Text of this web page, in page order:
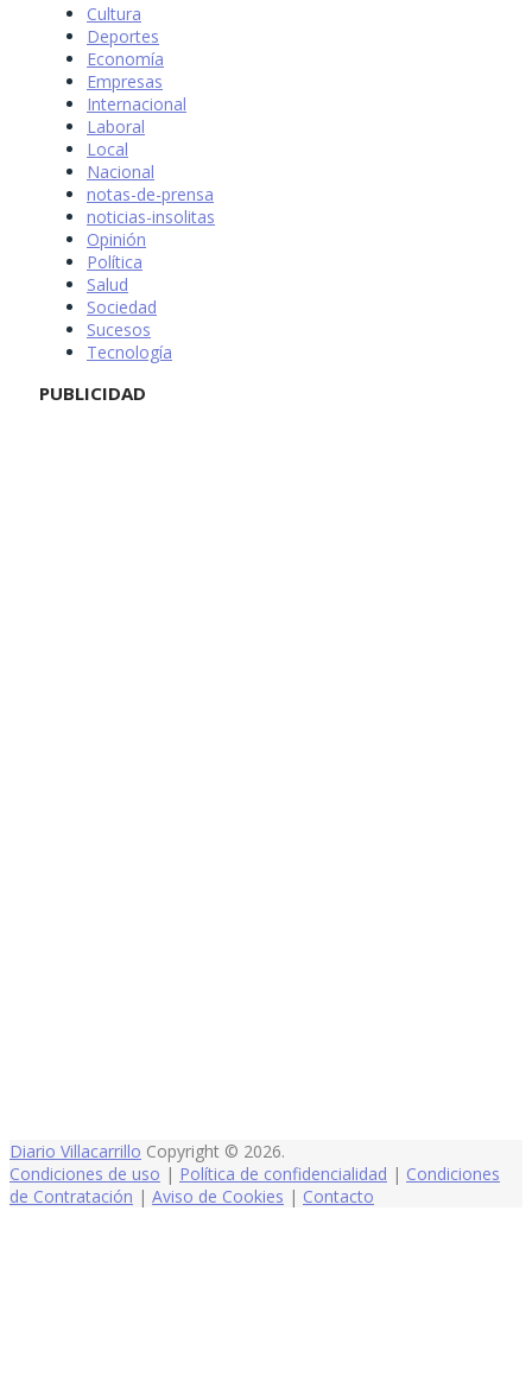
Cultura
Deportes
Economía
Empresas
Internacional
Laboral
Local
Nacional
notas-de-prensa
noticias-insolitas
Opinión
Política
Salud
Sociedad
Sucesos
Tecnología
PUBLICIDAD
Diario Villacarrillo Copyright © 2026.
Condiciones de uso | Política de confidencialidad | Condiciones
de Contratación | Aviso de Cookies | Contacto